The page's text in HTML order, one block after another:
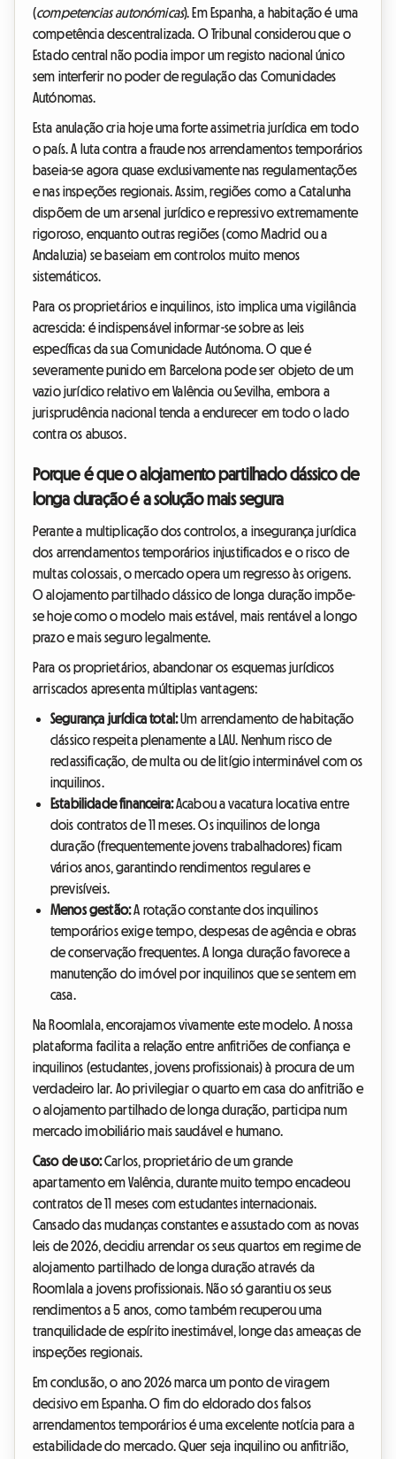
(competencias autonómicas). Em Espanha, a habitação é uma
competência descentralizada. O Tribunal considerou que o
Estado central não podia impor um registo nacional único
sem interferir no poder de regulação das Comunidades
Autónomas.
Esta anulação cria hoje uma forte assimetria jurídica em todo
o país. A luta contra a fraude nos arrendamentos temporários
baseia-se agora quase exclusivamente nas regulamentações
e nas inspeções regionais. Assim, regiões como a Catalunha
dispõem de um arsenal jurídico e repressivo extremamente
rigoroso, enquanto outras regiões (como Madrid ou a
Andaluzia) se baseiam em controlos muito menos
sistemáticos.
Para os proprietários e inquilinos, isto implica uma vigilância
acrescida: é indispensável informar-se sobre as leis
específicas da sua Comunidade Autónoma. O que é
severamente punido em Barcelona pode ser objeto de um
vazio jurídico relativo em Valência ou Sevilha, embora a
jurisprudência nacional tenda a endurecer em todo o lado
contra os abusos.
Porque é que o alojamento partilhado clássico de
longa duração é a solução mais segura
Perante a multiplicação dos controlos, a insegurança jurídica
dos arrendamentos temporários injustificados e o risco de
multas colossais, o mercado opera um regresso às origens.
O alojamento partilhado clássico de longa duração impõe-
se hoje como o modelo mais estável, mais rentável a longo
prazo e mais seguro legalmente.
Para os proprietários, abandonar os esquemas jurídicos
arriscados apresenta múltiplas vantagens:
Segurança jurídica total:Um arrendamento de habitação
clássico respeita plenamente a LAU. Nenhum risco de
reclassificação, de multa ou de litígio interminável com os
inquilinos.
Estabilidade financeira:Acabou a vacatura locativa entre
dois contratos de 11 meses. Os inquilinos de longa
duração (frequentemente jovens trabalhadores) ficam
vários anos, garantindo rendimentos regulares e
previsíveis.
Menos gestão:A rotação constante dos inquilinos
temporários exige tempo, despesas de agência e obras
de conservação frequentes. A longa duração favorece a
manutenção do imóvel por inquilinos que se sentem em
casa.
Na Roomlala, encorajamos vivamente este modelo. A nossa
plataforma facilita a relação entre anfitriões de confiança e
inquilinos (estudantes, jovens profissionais) à procura de um
verdadeiro lar. Ao privilegiar o quarto em casa do anfitrião e
o alojamento partilhado de longa duração, participa num
mercado imobiliário mais saudável e humano.
Caso de uso:Carlos, proprietário de um grande
apartamento em Valência, durante muito tempo encadeou
contratos de 11 meses com estudantes internacionais.
Cansado das mudanças constantes e assustado com as novas
leis de 2026, decidiu arrendar os seus quartos em regime de
alojamento partilhado de longa duração através da
Roomlala a jovens profissionais. Não só garantiu os seus
rendimentos a 5 anos, como também recuperou uma
tranquilidade de espírito inestimável, longe das ameaças de
inspeções regionais.
Em conclusão, o ano 2026 marca um ponto de viragem
decisivo em Espanha. O fim do eldorado dos falsos
arrendamentos temporários é uma excelente notícia para a
estabilidade do mercado. Quer seja inquilino ou anfitrião,